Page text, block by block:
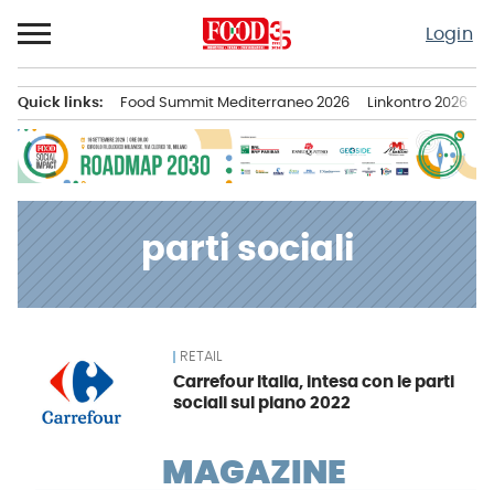
al
contenuto
Login
principale
Quick links: Food Summit Mediterraneo 2026 Linkontro 2026
parti sociali
RETAIL
Carrefour Italia, intesa con le parti
sociali sul piano 2022
MAGAZINE